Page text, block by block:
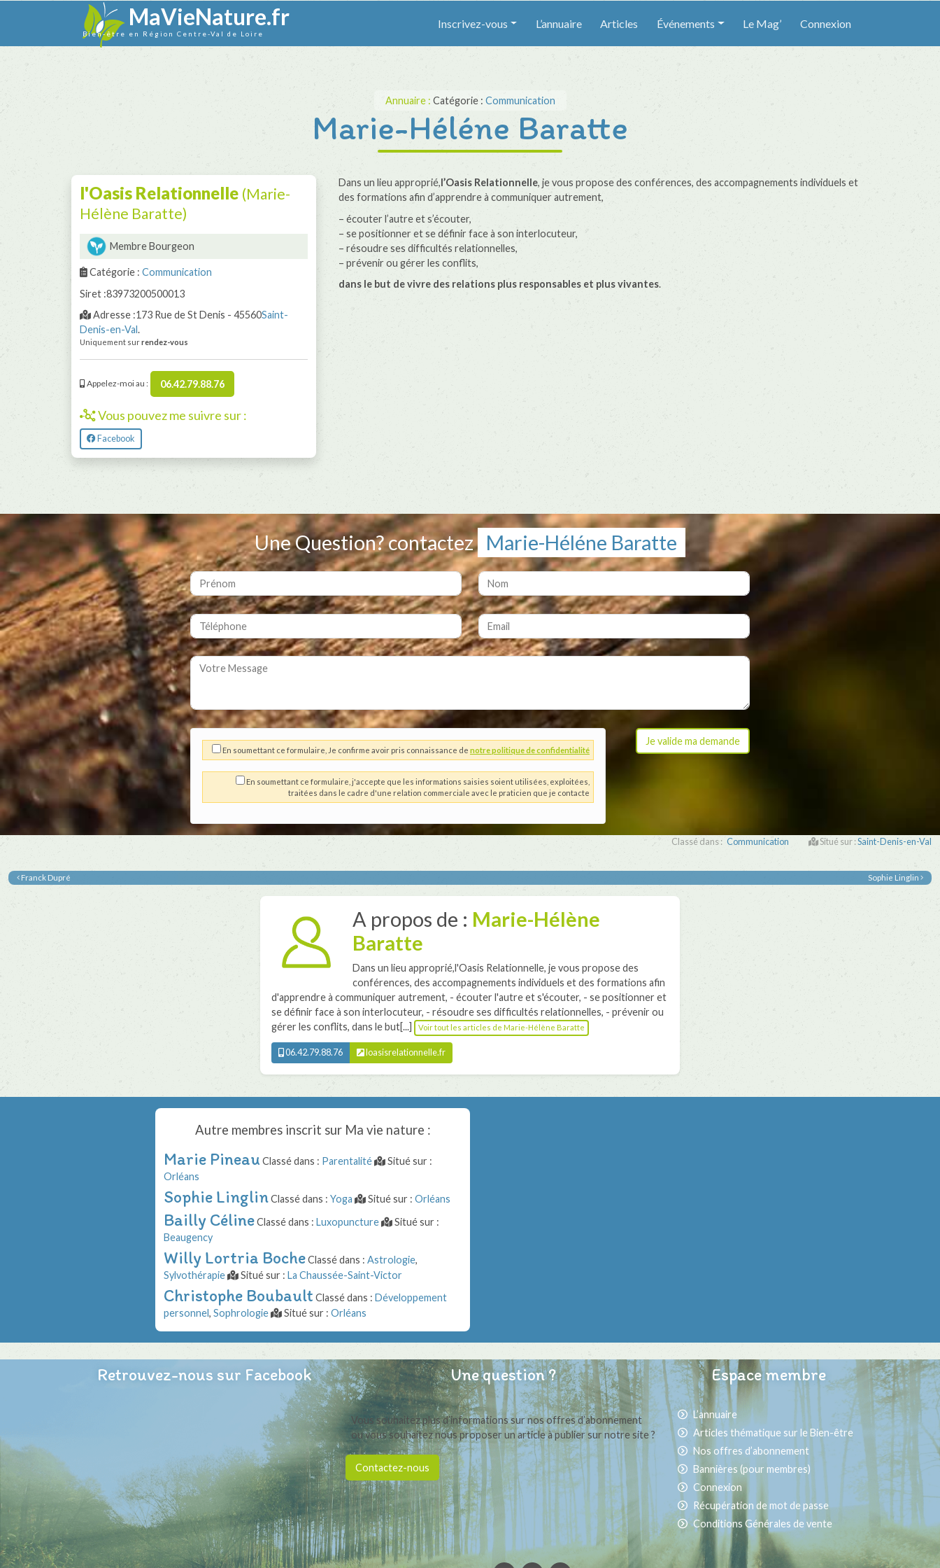
MaVieNature.fr
Bien-être en Région Centre-Val de Loire
Inscrivez-vous L’annuaire Articles Événements Le Mag’ Connexion
Annuaire : Catégorie : Communication
Marie-Héléne Baratte
l'Oasis Relationnelle (Marie-
Hélène Baratte)
Membre Bourgeon
Catégorie : Communication
Siret :83973200500013
Adresse :173 Rue de St Denis - 45560Saint-
Denis-en-Val.
Uniquement surrendez-vous
Appelez-moi au : 06.42.79.88.76
Vous pouvez me suivre sur :
Facebook
Dans un lieu approprié,l’Oasis Relationnelle, je vous propose des conférences, des accompagnements individuels et
des formations afin d’apprendre à communiquer autrement,
– écouter l’autre et s’écouter,
– se positionner et se définir face à son interlocuteur,
– résoudre ses difficultés relationnelles,
– prévenir ou gérer les conflits,
dans le but de vivre des relations plus responsables et plus vivantes.
Une Question? contactez Marie-Héléne Baratte
En soumettant ce formulaire, Je confirme avoir pris connaissance de notre politique de confidentialité
En soumettant ce formulaire, j'accepte que les informations saisies soient utilisées, exploitées,
traitées dans le cadre d'une relation commerciale avec le praticien que je contacte
Classé dans : Communication Situé sur :Saint-Denis-en-Val
Franck Dupré Sophie Linglin
A propos de : Marie-Hélène
Baratte
Dans un lieu approprié,l'Oasis Relationnelle, je vous propose des
conférences, des accompagnements individuels et des formations afin
d'apprendre à communiquer autrement, - écouter l'autre et s'écouter, - se positionner et
se définir face à son interlocuteur, - résoudre ses difficultés relationnelles, - prévenir ou
gérer les conflits, dans le but[...]
Voir tout les articles de Marie-Hélène Baratte
06.42.79.88.76 loasisrelationnelle.fr
Autre membres inscrit sur Ma vie nature :
Marie Pineau Classé dans : Parentalité
Situé sur :
Orléans
Sophie LinglinClassé dans : Yoga Situé sur : Orléans
Bailly CélineClassé dans : Luxopuncture
Situé sur :
Beaugency
Willy Lortria BocheClassé dans : Astrologie,
Sylvothérapie
Situé sur : La Chaussée-Saint-Victor
Christophe Boubault Classé dans : Développement
personnel, Sophrologie Situé sur : Orléans
Retrouvez-nous sur Facebook Une question ?
Vous souhaitez plus d’informations sur nos offres d’abonnement
ou vous souhaitez nous proposer un article à publier sur notre site ?
Contactez-nous
Espace membre
L’annuaire
Articles thématique sur le Bien-être
Nos offres d’abonnement
Bannières (pour membres)
Connexion
Récupération de mot de passe
Conditions Générales de vente